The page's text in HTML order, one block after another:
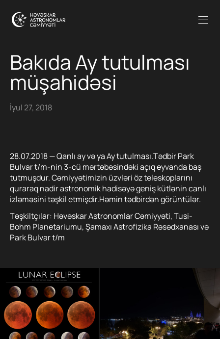
Bakıda Ay tutulması
müşahidəsi
İyul 27, 2018
28.07.2018 — Qanlı ay və ya Ay tutulması.Tədbir Park
Bulvar t/m-nin 3-cü mərtəbəsindəki açıq eyvanda baş
tutmuşdur. Cəmiyyətimizin üzvləri öz teleskoplarını
quraraq nadir astronomik hadisəyə geniş kütlənin canlı
izləməsini təşkil etmişdir.Həmin tədbirdən görüntülər.
Təşkiltçılar: Həvəskar Astronomlar Cəmiyyəti, Tusi-
Bohm Planetariumu, Şamaxı Astrofizika Rəsədxanası və
Park Bulvar t/m